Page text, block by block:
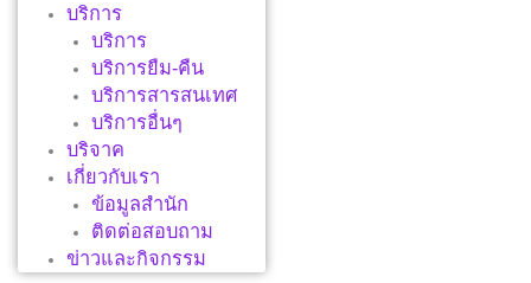
บริการ
บริการ
บริการยืม-คืน
บริการสารสนเทศ
บริการอื่นๆ
บริจาค
เกี่ยวกับเรา
ข้อมูลสำนัก
ติดต่อสอบถาม
ข่าวและกิจกรรม